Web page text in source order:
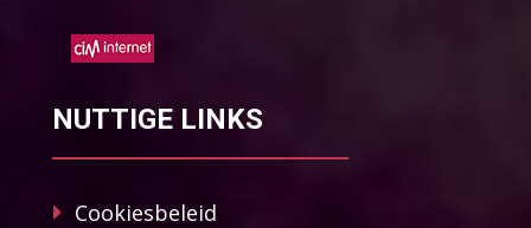
NUTTIGE LINKS
Cookiesbeleid